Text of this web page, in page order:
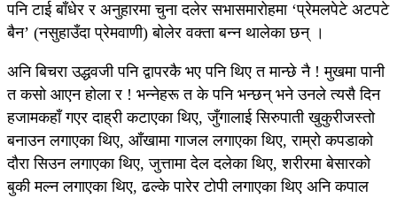
पनि टाई बाँधेर र अनुहारमा चुना दलेर सभासमारोहमा ‘प्रेमलपेटे अटपटे
बैन’ (नसुहाउँदा प्रेमवाणी) बोलेर वक्ता बन्न थालेका छन् ।
अनि बिचरा उद्धवजी पनि द्वापरकै भए पनि थिए त मान्छे नै ! मुखमा पानी
त कसो आएन होला र ! भन्नेहरू त के पनि भन्छन् भने उनले त्यसै दिन
हजामकहाँ गएर दाह्री कटाएका थिए, जुँगालाई सिरुपाती खुकुरीजस्तो
बनाउन लगाएका थिए, आँखामा गाजल लगाएका थिए, राम्रो कपडाको
दौरा सिउन लगाएका थिए, जुत्तामा देल दलेका थिए, शरीरमा बेसारको
बुकी मल्न लगाएका थिए, ढल्के पारेर टोपी लगाएका थिए अनि कपाल